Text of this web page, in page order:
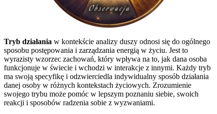
Tryb działania w kontekście analizy duszy odnosi się do ogólnego
sposobu postępowania i zarządzania energią w życiu. Jest to
wyrazisty wzorzec zachowań, który wpływa na to, jak dana osoba
funkcjonuje w świecie i wchodzi w interakcje z innymi. Każdy tryb
ma swoją specyfikę i odzwierciedla indywidualny sposób działania
danej osoby w różnych kontekstach życiowych. Zrozumienie
swojego trybu może pomóc w lepszym poznaniu siebie, swoich
reakcji i sposobów radzenia sobie z wyzwaniami.